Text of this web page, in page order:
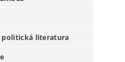
politická literatura